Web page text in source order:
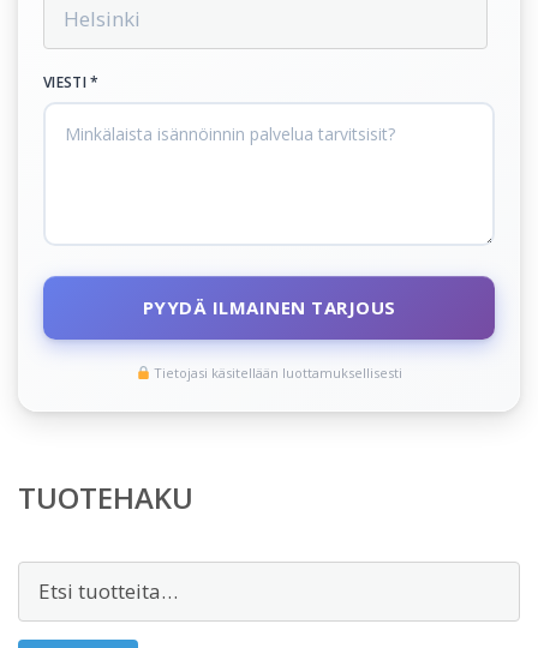
VIESTI *
PYYDÄ ILMAINEN TARJOUS
Tietojasi käsitellään luottamuksellisesti
TUOTEHAKU
Etsi: